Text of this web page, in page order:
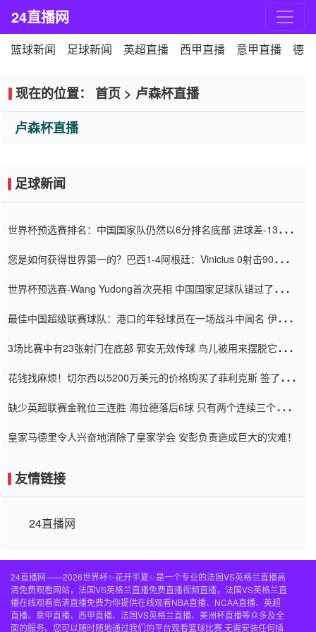
24直播网
篮球新闻 足球新闻 英超直播 西甲直播 意甲直播 德
现在的位置： 首页 > 卢森杯直播
卢森杯直播
足球新闻
世界杯预选赛排名：中国国家队仍然以6分排名底部 进球差-13令人
您是如何获得世界第一的？巴西1-4阿根廷：Vinicius 0射击90分钟
世界杯预选赛-Wang Yudong首次亮相 中国国家足球队错过了世界
最佳中国超级联赛球队：港口的年轻球员在一场战斗中闻名 伊万放
3场比赛中有23张射门在底部 郭安无效传球 鸟儿被用来摆脱它
花钱找麻烦！切尔西以5200万美元的价格购买了菲利克斯 签了7年
缺少英超联赛金靴位三连胜 海拉德落后6球 只有两个连续三个连续
皇家马德里令人兴奋地消除了皇家学会 安彭负责造成巨大的灾难！
友情链接
24直播网
24直播网——2026世界杯✨花开半夏✨是一个专业的法国VS英格兰直播高
清免费观看网站，法国VS英格兰直播免费直播视频直播，法国VS英格兰直
播在线观看高清直播免费为你提供在线观看NBA直播、NCAA直播、英超
直播、意甲直播、西甲直播、法国VS英格兰直播、美洲杯直播等众多及全
面的服务。您可以随时随地通过我们的平台观看篮球比赛,无需安装任何插